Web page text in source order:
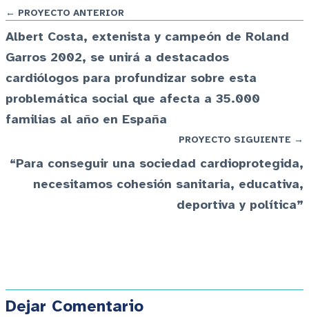
← PROYECTO ANTERIOR
Albert Costa, extenista y campeón de Roland
Garros 2002, se unirá a destacados
cardiólogos para profundizar sobre esta
problemática social que afecta a 35.000
familias al año en España
PROYECTO SIGUIENTE →
“Para conseguir una sociedad cardioprotegida,
necesitamos cohesión sanitaria, educativa,
deportiva y política”
Dejar Comentario